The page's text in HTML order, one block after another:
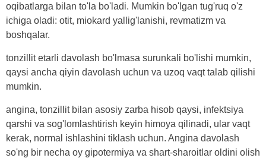
oqibatlarga bilan to'la bo'ladi. Mumkin bo'lgan tug'ruq o'z
ichiga oladi: otit, miokard yallig'lanishi, revmatizm va
boshqalar.
tonzillit etarli davolash bo'lmasa surunkali bo'lishi mumkin,
qaysi ancha qiyin davolash uchun va uzoq vaqt talab qilishi
mumkin.
angina, tonzillit bilan asosiy zarba hisob qaysi, infektsiya
qarshi va sog'lomlashtirish keyin himoya qilinadi, ular vaqt
kerak, normal ishlashini tiklash uchun. Angina davolash
so'ng bir necha oy gipotermiya va shart-sharoitlar oldini olish